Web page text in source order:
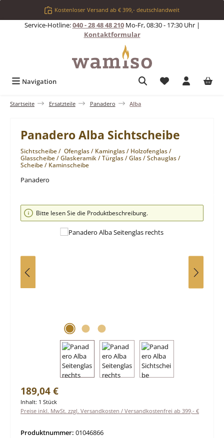
Zum Hauptinhalt springenKostenloser Versand ab € 399,- deutschlandweit
Service-Hotline:040 - 28 48 48 210Mo-Fr, 08:30 - 17:30 Uhr |
Kontaktformular
Navigation Du hast 0
Startseite Ersatzteile Panadero Alba
Panadero Alba Sichtscheibe
Sichtscheibe / Ofenglas / Kaminglas / Holzofenglas /
Glasscheibe / Glaskeramik / Türglas / Glas / Schauglas /
Scheibe / Kaminscheibe
Panadero
Bildergalerie überspringen
Bitte lesen Sie die Produktbeschreibung.
Regulärer Preis:
189,04 €
Inhalt: 1 Stück
Preise inkl. MwSt. zzgl. Versandkosten / Versandkostenfrei ab 399,- €
Produktnummer: 01046866